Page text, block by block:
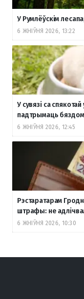
У Румлёўскім
6 ЖНІЎНЯ 2026, 13:22
У сувязі са
падтрымаць
6 ЖНІЎНЯ 2026, 12:45
Рэстаратарам
штрафы: не
6 ЖНІЎНЯ 2026, 10:30